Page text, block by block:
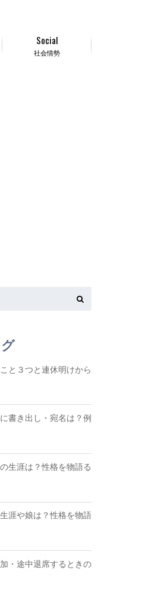
社会情勢
Social
と３つと連休明けから
書き出し・宛名は？例
生涯は？性格を物語る
涯や娘は？性格を物語
・途中退席するときの